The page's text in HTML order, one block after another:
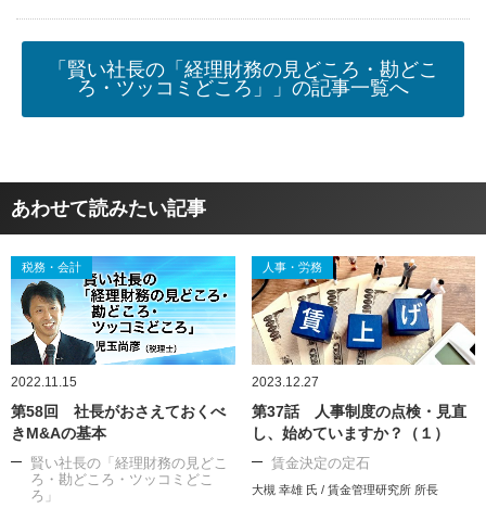
「賢い社長の「経理財務の見どころ・勘どこ
ろ・ツッコミどころ」」の記事一覧へ
あわせて読みたい記事
税務・会計
2022.11.15
第58回 社長がおさえておくべ
きM&Aの基本
賢い社長の「経理財務の見どこ
ろ・勘どころ・ツッコミどこ
ろ」
人事・労務
2023.12.27
第37話 人事制度の点検・見直
し、始めていますか？（１）
賃金決定の定石
大槻 幸雄 氏 / 賃金管理研究所 所長